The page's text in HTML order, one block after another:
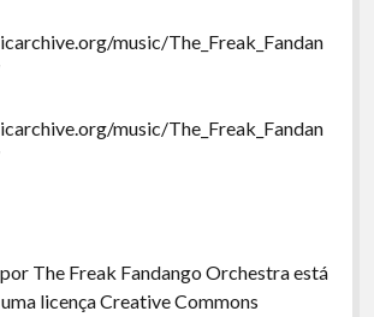
music/The_Freak_Fandan
music/The_Freak_Fandan
The Freak Fandango Orchestra está
licença Creative Commons